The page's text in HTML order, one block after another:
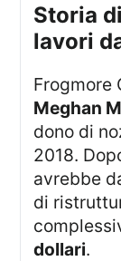
storia di frogmore cottage e
lavori
Meghan
dono di
2018.
avrebbe
di
dollari.